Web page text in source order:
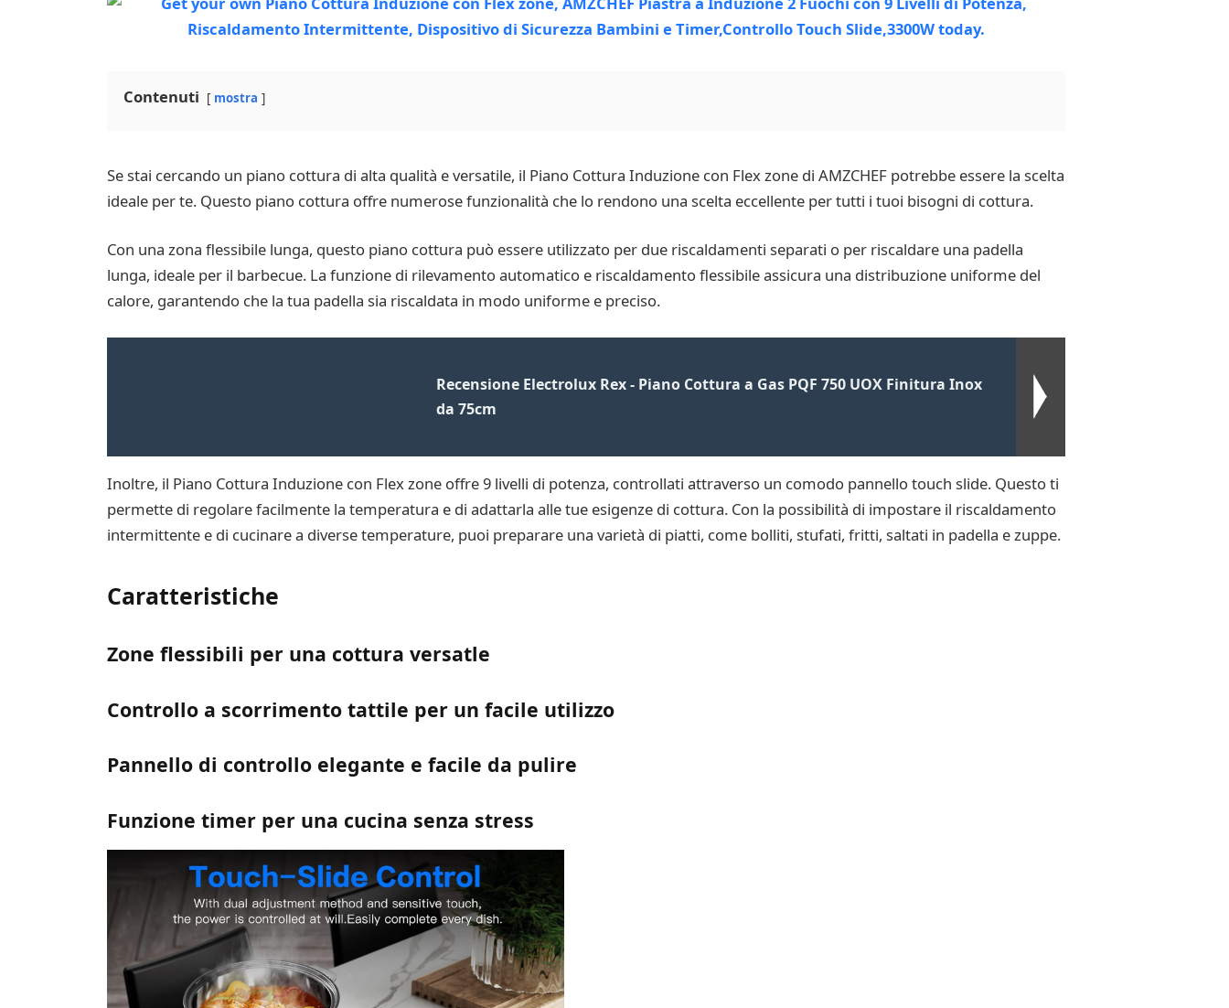
Contenuti mostra
Se stai cercando un piano cottura di alta qualità e versatile, il Piano Cottura Induzione con Flex zone di AMZCHEF potrebbe essere la scelta
ideale per te. Questo piano cottura offre numerose funzionalità che lo rendono una scelta eccellente per tutti i tuoi bisogni di cottura.
Con una zona flessibile lunga, questo piano cottura può essere utilizzato per due riscaldamenti separati o per riscaldare una padella
lunga, ideale per il barbecue. La funzione di rilevamento automatico e riscaldamento flessibile assicura una distribuzione uniforme del
calore, garantendo che la tua padella sia riscaldata in modo uniforme e preciso.
Recensione Electrolux Rex - Piano Cottura a Gas PQF 750 UOX Finitura Inox
da 75cm
Inoltre, il Piano Cottura Induzione con Flex zone offre 9 livelli di potenza, controllati attraverso un comodo pannello touch slide. Questo ti
permette di regolare facilmente la temperatura e di adattarla alle tue esigenze di cottura. Con la possibilità di impostare il riscaldamento
intermittente e di cucinare a diverse temperature, puoi preparare una varietà di piatti, come bolliti, stufati, fritti, saltati in padella e zuppe.
Caratteristiche
Zone flessibili per una cottura versatle
Controllo a scorrimento tattile per un facile utilizzo
Pannello di controllo elegante e facile da pulire
Funzione timer per una cucina senza stress